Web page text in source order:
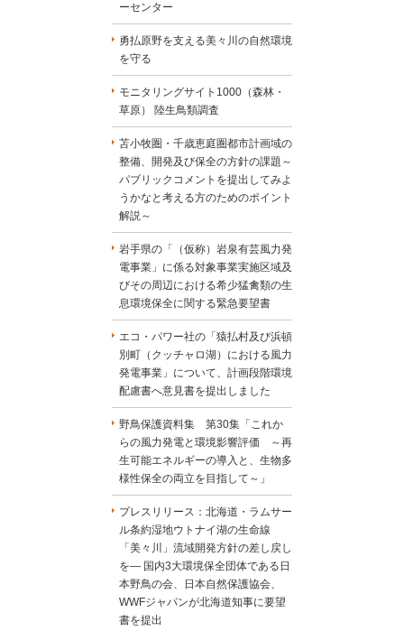
ーセンター
勇払原野を支える美々川の自然環境
を守る
モニタリングサイト1000（森林・
草原） 陸生鳥類調査
苫小牧圏・千歳恵庭圏都市計画域の
整備、開発及び保全の方針の課題～
パブリックコメントを提出してみよ
うかなと考える方のためのポイント
解説～
岩手県の「（仮称）岩泉有芸風力発
電事業」に係る対象事業実施区域及
びその周辺における希少猛禽類の生
息環境保全に関する緊急要望書
エコ・パワー社の「猿払村及び浜頓
別町（クッチャロ湖）における風力
発電事業」について、計画段階環境
配慮書へ意見書を提出しました
野鳥保護資料集 第30集「これか
らの風力発電と環境影響評価 ～再
生可能エネルギーの導入と、生物多
様性保全の両立を目指して～」
プレスリリース：北海道・ラムサー
ル条約湿地ウトナイ湖の生命線
「美々川」流域開発方針の差し戻し
を― 国内3大環境保全団体である日
本野鳥の会、日本自然保護協会、
WWFジャパンが北海道知事に要望
書を提出